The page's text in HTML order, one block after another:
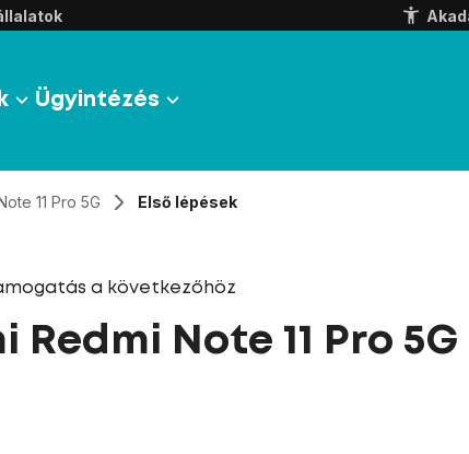
Ügyintézés
11 Pro 5G Első lépések
a következőhöz
Redmi Note 11 Pro 5G